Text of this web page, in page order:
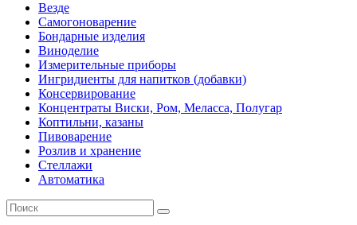
Везде
Самогоноварение
Бондарные изделия
Виноделие
Измерительные приборы
Ингридиенты для напитков (добавки)
Консервирование
Концентраты Виски, Ром, Меласса, Полугар
Коптильни, казаны
Пивоварение
Розлив и хранение
Стеллажи
Автоматика